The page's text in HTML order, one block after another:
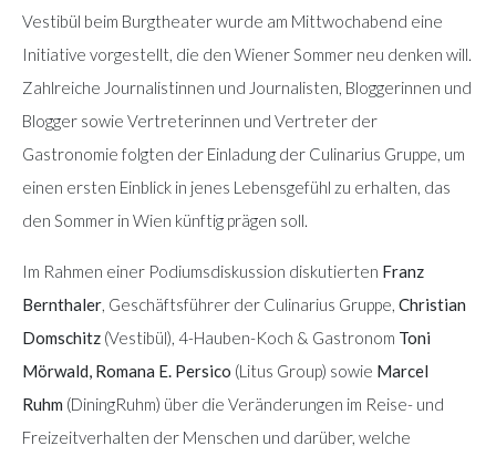
Vestibül beim Burgtheater wurde am Mittwochabend eine
Initiative vorgestellt, die den Wiener Sommer neu denken will.
Zahlreiche Journalistinnen und Journalisten, Bloggerinnen und
Blogger sowie Vertreterinnen und Vertreter der
Gastronomie folgten der Einladung der Culinarius Gruppe, um
einen ersten Einblick in jenes Lebensgefühl zu erhalten, das
den Sommer in Wien künftig prägen soll.
Im Rahmen einer Podiumsdiskussion diskutierten Franz
Bernthaler, Geschäftsführer der Culinarius Gruppe, Christian
Domschitz (Vestibül), 4-Hauben-Koch & Gastronom Toni
Mörwald, Romana E. Persico (Litus Group) sowie Marcel
Ruhm (DiningRuhm) über die Veränderungen im Reise- und
Freizeitverhalten der Menschen und darüber, welche